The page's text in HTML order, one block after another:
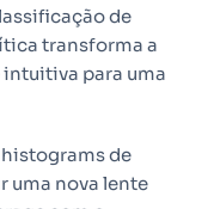
de
transforma a
para uma
de
uma nova lente